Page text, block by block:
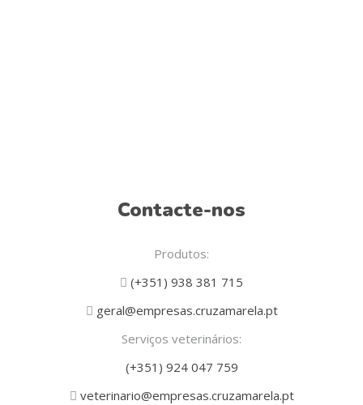
Contacte-nos
Produtos:
(+351) 938 381 715
geral@empresas.cruzamarela.pt
Serviços veterinários:
(+351) 924 047 759
veterinario@empresas.cruzamarela.pt